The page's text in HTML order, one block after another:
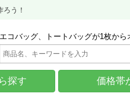
う！
エコバッグ、トートバッグが1枚か
探す 価格帯